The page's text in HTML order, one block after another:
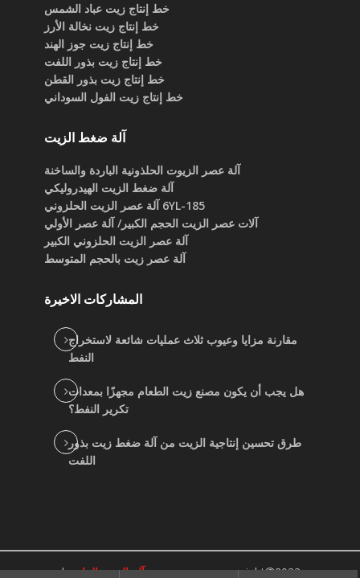
خط إنتاج زيت عباد الشمس
خط إنتاج زيت نخالة الأرز
خط إنتاج زيت جوز الهند
خط إنتاج زيت بذور اللفت
خط إنتاج زيت بذور القطن
خط إنتاج زيت الفول السوداني
آلة ضغط الزيت
آلة عصر الزيوت الحلذونية الباردة والساخنة
آلة ضغط الزيت الهيدروليكي
6YL-185 آلة عصر الزيت الحلزوني
آلات عصر الزيت الحجم الكبير/ آلة عصر الأولي
آلة عصر الزيت الحلزوني الكبير
آلة عصر زيت بالحجم المتوسط
المشاركات الاخيرة
مقارنة مزايا وعيوب ثلاث عمليات شائعة لاستخراج
النفط
هل يجب أن يكون مصنع زيت الطعام مجهزًا بمعدات
تكرير النفط؟
طرق تحسين إنتاجية الزيت من آلة ضغط زيت بذور
اللفت
copyright 2022 جيد بيع موردي آلة الزيت النباتي|